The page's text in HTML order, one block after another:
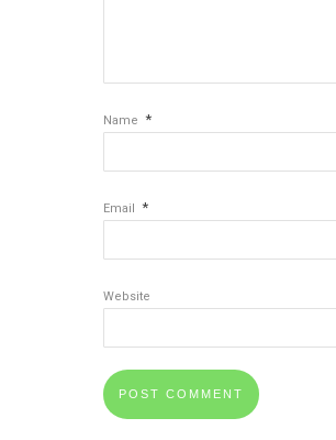
Name *
Email *
Website